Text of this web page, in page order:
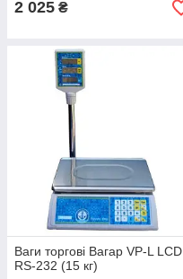
2 025 ₴
Ваги торгові Вагар VP-L LCD
RS-232 (15 кг)